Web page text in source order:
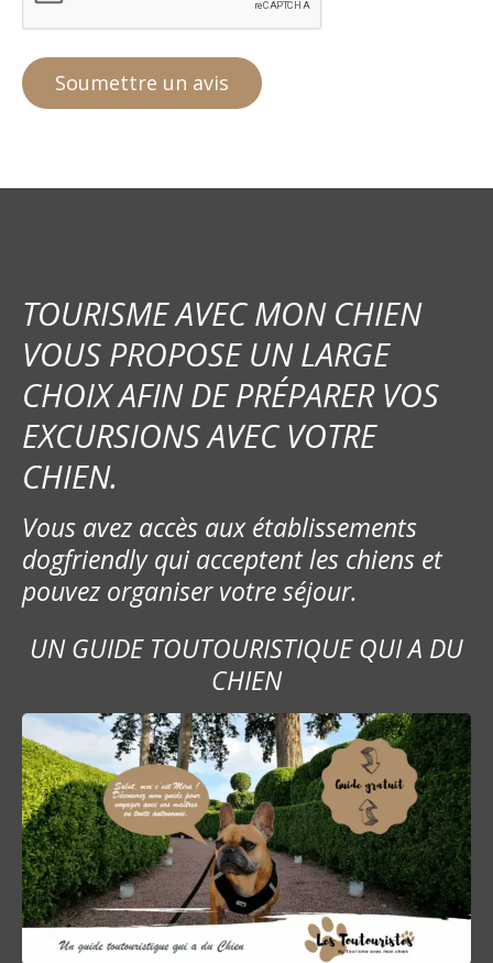
TOURISME AVEC MON CHIEN
VOUS PROPOSE UN LARGE
CHOIX AFIN DE PRÉPARER VOS
EXCURSIONS AVEC VOTRE
CHIEN.
Vous avez accès aux établissements
dogfriendly qui acceptent les chiens et
pouvez organiser votre séjour.
UN GUIDE TOUTOURISTIQUE QUI A DU
CHIEN